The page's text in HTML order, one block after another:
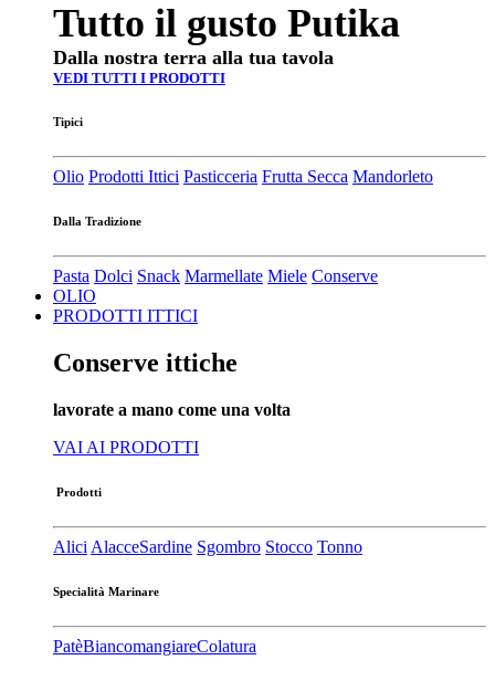
Tutto il gusto Putika
Dalla nostra terra alla tua tavola
VEDI TUTTI I PRODOTTI
Tipici
Olio Prodotti Ittici Pasticceria Frutta Secca Mandorleto
Dalla Tradizione
Pasta Dolci Snack Marmellate Miele Conserve
OLIO
PRODOTTI ITTICI
Conserve ittiche
lavorate a mano come una volta
VAI AI PRODOTTI
Prodotti
Alici AlacceSardine Sgombro Stocco Tonno
Specialità Marinare
Patè​BiancomangiareColatura